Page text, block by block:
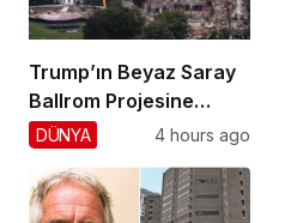
Trump’ın Beyaz Saray
Ballrom Projesine
Durdurma
DÜNYA 4 hours ago